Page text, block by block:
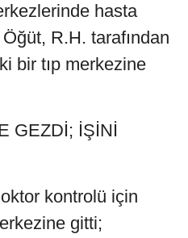
hasta
R.H. tarafından
bir tıp merkezine
GEZDİ; İŞİNİ
kontrolü için
gitti;